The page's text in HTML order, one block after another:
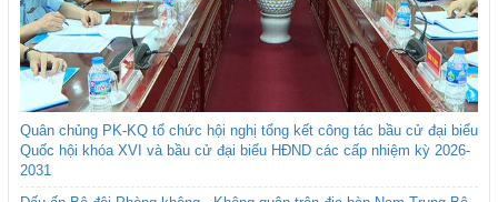
Quân chủng PK-KQ tổ chức hội nghị tổng kết công tác bầu cử đại biểu
Quốc hội khóa XVI và bầu cử đại biểu HĐND các cấp nhiệm kỳ 2026-
2031